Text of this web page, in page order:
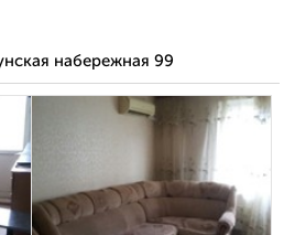
набережная 99